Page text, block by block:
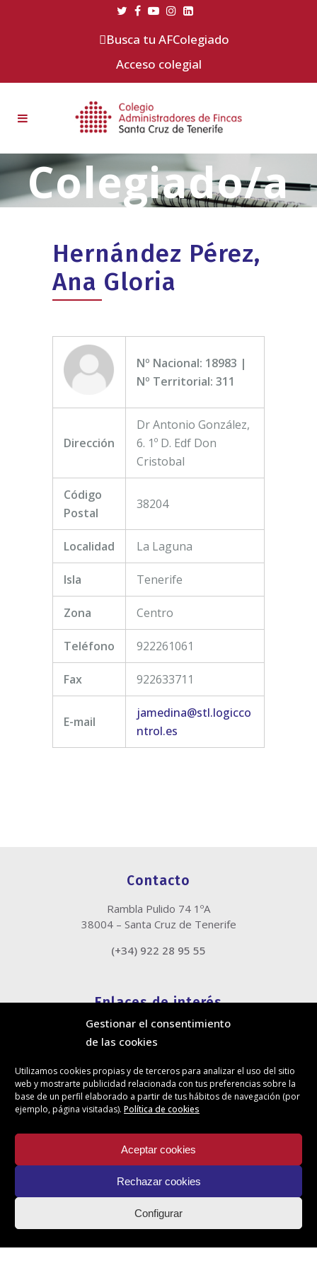
Gestionar el consentimiento
de las cookies
Utilizamos cookies propias y de terceros para analizar el uso del sitio
web y mostrarte publicidad relacionada con tus preferencias sobre la
base de un perfil elaborado a partir de tus hábitos de navegación (por
ejemplo, página visitadas). Política de cookies
Aceptar cookies
Rechazar cookies
Configurar
Busca tu AFColegiado
Acceso colegial
Hernández Pérez,
Ana Gloria
Nº Nacional: 18983 |
Nº Territorial: 311
Dirección
Dr Antonio González,
6. 1º D. Edf Don
Cristobal
Código
Postal
38204
Localidad La Laguna
Isla Tenerife
Zona Centro
Teléfono 922261061
Fax 922633711
E-mail
jamedina@stl.logicco
ntrol.es
Contacto
Rambla Pulido 74 1ºA
38004 – Santa Cruz de Tenerife
(+34) 922 28 95 55
Enlaces de interés
Política de cookies
Política de privacidad
Canal de denuncias
Protección de privacidad en redes sociales
Síguenos
Actualidad
Contacto